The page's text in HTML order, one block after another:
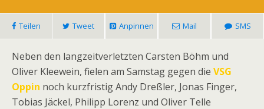
Teilen Tweet Anpinnen Mail SMS
Neben den langzeitverletzten Carsten Böhm und
Oliver Kleewein, fielen am Samstag gegen die VSG
Oppin noch kurzfristig Andy Dreßler, Jonas Finger,
Tobias Jäckel, Philipp Lorenz und Oliver Telle